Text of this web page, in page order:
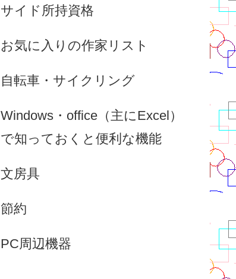
サイド所持資格
お気に入りの作家リスト
自転車・サイクリング
Windows・office（主にExcel）
で知っておくと便利な機能
文房具
節約
PC周辺機器